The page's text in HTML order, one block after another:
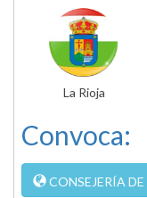
La Rioja
Convoca:
CONSEJERÍA